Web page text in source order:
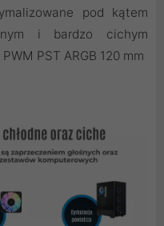
pod kątem
i bardzo cichym
PST ARGB 120 mm